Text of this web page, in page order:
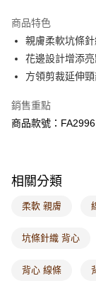
付款後萊爾富取貨
每筆NT$60，滿
7-11取貨付款
每筆NT$60，滿
付款後7-11取貨
每筆NT$120，滿
每筆NT$60，滿
商品特色
親膚柔軟坑條
花邊設計增添
方領剪裁延伸
銷售重點
商品款號：FA2996
相關分類
柔軟 親膚
坑條針織 背心
背心 線條